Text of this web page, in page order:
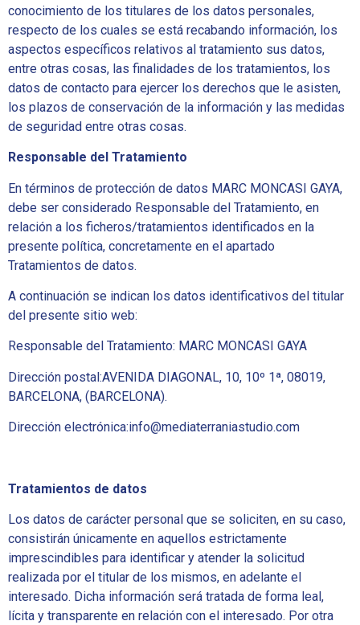
conocimiento de los titulares de los datos personales,
respecto de los cuales se está recabando información, los
aspectos específicos relativos al tratamiento sus datos,
entre otras cosas, las finalidades de los tratamientos, los
datos de contacto para ejercer los derechos que le asisten,
los plazos de conservación de la información y las medidas
de seguridad entre otras cosas.
Responsable del Tratamiento
En términos de protección de datos MARC MONCASI GAYA,
debe ser considerado Responsable del Tratamiento, en
relación a los ficheros/tratamientos identificados en la
presente política, concretamente en el apartado
Tratamientos de datos.
A continuación se indican los datos identificativos del titular
del presente sitio web:
Responsable del Tratamiento: MARC MONCASI GAYA
Dirección postal:AVENIDA DIAGONAL, 10, 10º 1ª, 08019,
BARCELONA, (BARCELONA).
Dirección electrónica:info@mediaterraniastudio.com
Tratamientos de datos
Los datos de carácter personal que se soliciten, en su caso,
consistirán únicamente en aquellos estrictamente
imprescindibles para identificar y atender la solicitud
realizada por el titular de los mismos, en adelante el
interesado. Dicha información será tratada de forma leal,
lícita y transparente en relación con el interesado. Por otra